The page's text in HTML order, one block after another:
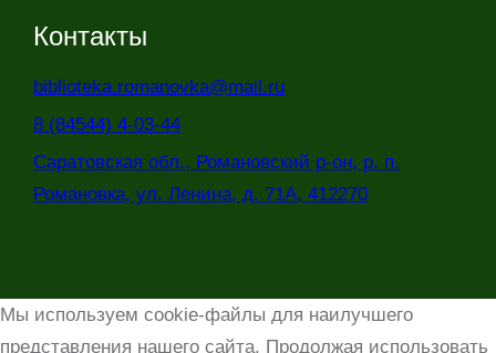
Контакты
biblioteka.romanovka@mail.ru
8 (84544) 4-03-44
Саратовская обл., Романовский р-он, р. п.
Романовка, ул. Ленина, д. 71А, 412270
Мы используем cookie-файлы для наилучшего
представления нашего сайта. Продолжая использовать